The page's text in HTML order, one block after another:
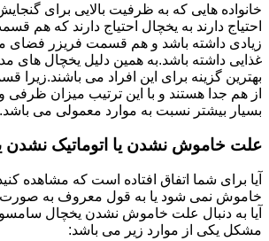
خانواده هایی که به ظرفیت بالایی برای
احتیاج دارند به یخچال احتیاج دارند که هم
زیادی داشته باشد و هم قسمت فریزر فضای
غذایی داشته باشد.به همین دلیل یخچال های
بهترین گزینه برای این افراد می باشند.زیرا
از هم جدا هستند و با این ترتیب میزان ظرفی
بسیار بیشتر نسبت به موارد معمولی می باشد.
علت خاموش نشدن یا اتوماتیک
آیا برای شما اتفاق افتاده است که مشاهده
خاموش نمی شود یا به قول معروف به صورت
آیا به دنبال علت خاموش نشدن یخچال
مشکل یکی از موارد زیر می باشد: